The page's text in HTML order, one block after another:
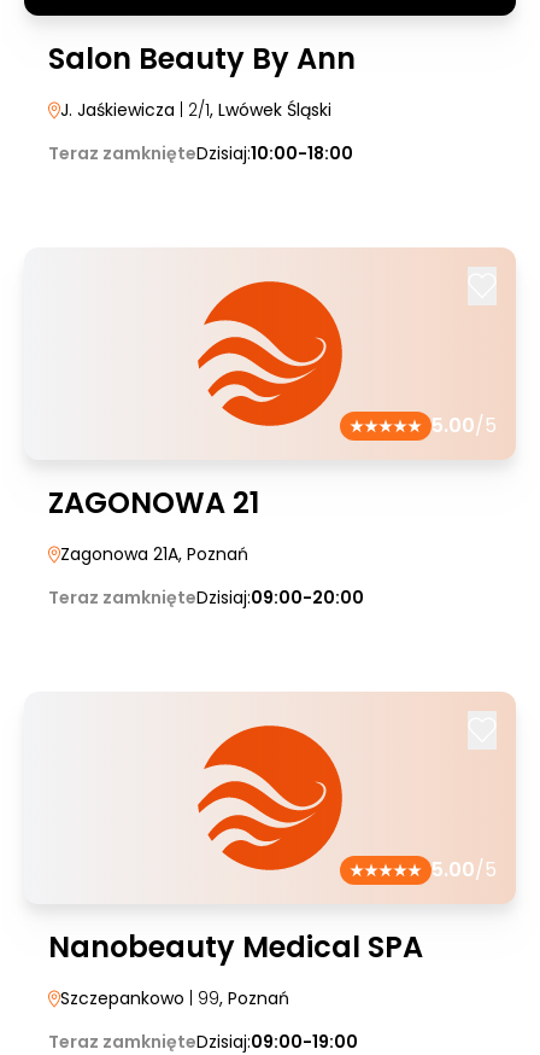
Salon Beauty By Ann
J. Jaśkiewicza | 2/1, Lwówek Śląski
Teraz zamknięteDzisiaj:10:00-18:00
5.00/5
ZAGONOWA 21
Zagonowa 21A, Poznań
Teraz zamknięteDzisiaj:09:00-20:00
5.00/5
Nanobeauty Medical SPA
Szczepankowo | 99, Poznań
Teraz zamknięteDzisiaj:09:00-19:00